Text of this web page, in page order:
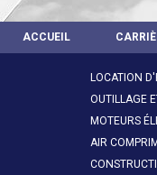
ACCUEIL
LOCATION
OUTILLAGE
MOTEURS
AIR